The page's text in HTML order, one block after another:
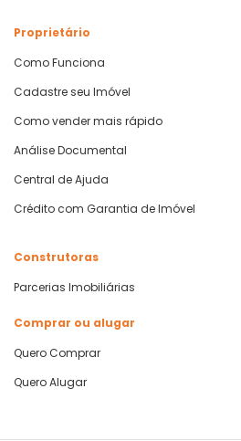
Proprietário
Como Funciona
Cadastre seu Imóvel
Como vender mais rápido
Análise Documental
Central de Ajuda
Crédito com Garantia de Imóvel
Construtoras
Parcerias Imobiliárias
Comprar ou alugar
Quero Comprar
Quero Alugar